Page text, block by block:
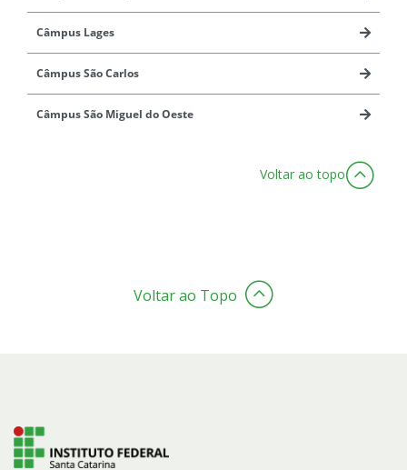
Câmpus Lages
Câmpus São Carlos
Câmpus São Miguel do Oeste
Voltar ao topo
Voltar ao Topo